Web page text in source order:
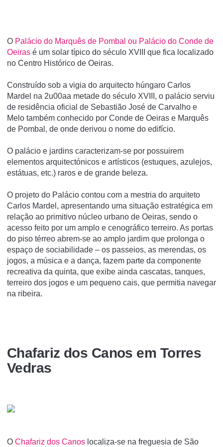
O Palácio do Marquês de Pombal ou Palácio do Conde de
Oeiras é um solar tí­pico do século XVIII que fica localizado
no Centro Histórico de Oeiras.
Construí­do sob a vigia do arquitecto húngaro Carlos
Mardel na 2u00aa metade do século XVIII, o palácio serviu
de residência oficial de Sebastião José de Carvalho e
Melo também conhecido por Conde de Oeiras e Marquês
de Pombal, de onde derivou o nome do edifí­cio.
O palácio e jardins caracterizam-se por possuirem
elementos arquitectónicos e artí­sticos (estuques, azulejos,
estátuas, etc.) raros e de grande beleza.
O projeto do Palácio contou com a mestria do arquiteto
Carlos Mardel, apresentando uma situação estratégica em
relação ao primitivo núcleo urbano de Oeiras, sendo o
acesso feito por um amplo e cenográfico terreiro. As portas
do piso térreo abrem-se ao amplo jardim que prolonga o
espaço de sociabilidade – os passeios, as merendas, os
jogos, a música e a dança, fazem parte da componente
recreativa da quinta, que exibe ainda cascatas, tanques,
terreiro dos jogos e um pequeno cais, que permitia navegar
na ribeira.
Chafariz dos Canos em Torres
Vedras
O Chafariz dos Canos localiza-se na freguesia de São